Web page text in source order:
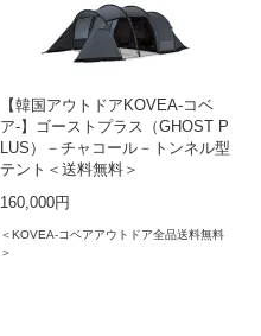
【韓国アウトドアKOVEA-コベ
ア-】ゴーストプラス（GHOST P
LUS）－チャコール－トンネル型
テント＜送料無料＞
160,000円
＜KOVEA-コベアアウトドア全品送料無料
＞